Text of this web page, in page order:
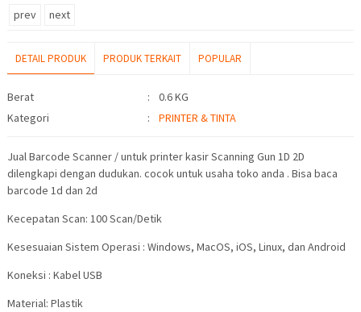
prev next
DETAIL PRODUK PRODUK TERKAIT POPULAR
Detail Produk
Berat :
0.6 KG
Kategori
: PRINTER & TINTA
Jual Barcode Scanner / untuk printer kasir Scanning Gun 1D 2D
dilengkapi dengan dudukan. cocok untuk usaha toko anda . Bisa baca
barcode 1d dan 2d
Kecepatan Scan: 100 Scan/Detik
Kesesuaian Sistem Operasi : Windows, MacOS, iOS, Linux, dan Android
Koneksi : Kabel USB
Material: Plastik